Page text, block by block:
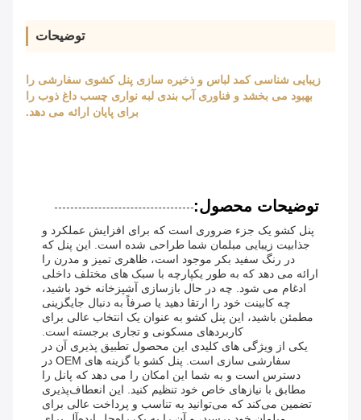
توضیحات
زیبایی شناسی کمد لباس و ذخیره سازی پنل کشوی سفارشی را
بهبود می بخشد و فناوری آب بندی لبه نواری چسب داغ ذوب را
برای پایان ارائه می دهد.
توضیحات محصول:
پنل کشو یک جزء ضروری است که برای افزایش عملکرد و
جذابیت زیبایی مبلمان شما طراحی شده است. این پنل که
در رنگ سفید بکر موجود است، ظاهری تمیز و مدرن را
ارائه می دهد که به طور یکپارچه با سبک های مختلف داخلی
ادغام می شود. چه در حال بازسازی آشپزخانه خود باشید،
چه کابینت خود را ارتقا دهید یا صرفاً به دنبال جایگزینی
مطمئن باشید، این پنل کشو به عنوان یک انتخاب عالی برای
کاربردهای مسکونی و تجاری برجسته است.
یکی از ویژگی های کلیدی این محصول تطبیق پذیری آن در
سفارشی سازی است. پنل کشو با گزینه های OEM در
دسترس است و به شما این امکان را می دهد که پانل را
مطابق با نیازهای خاص خود تنظیم کنید. این انعطاف‌پذیری
تضمین می‌کند که می‌توانید به تناسب و پرداخت عالی برای